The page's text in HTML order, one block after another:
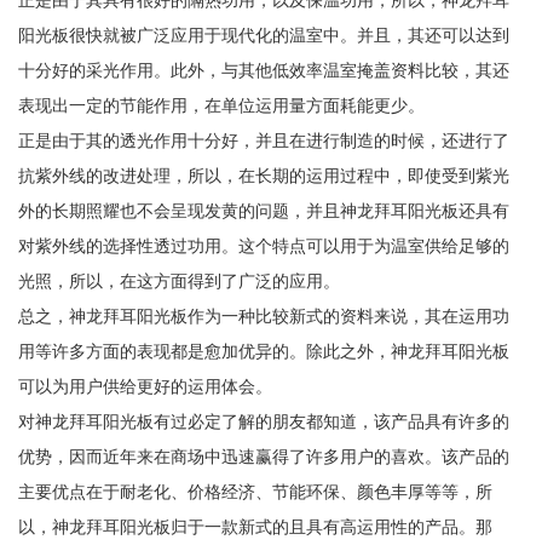
阳光板很快就被广泛应用于现代化的温室中。并且，其还可以达到
十分好的采光作用。此外，与其他低效率温室掩盖资料比较，其还
表现出一定的节能作用，在单位运用量方面耗能更少。
正是由于其的透光作用十分好，并且在进行制造的时候，还进行了
抗紫外线的改进处理，所以，在长期的运用过程中，即使受到紫光
外的长期照耀也不会呈现发黄的问题，并且神龙拜耳阳光板还具有
对紫外线的选择性透过功用。这个特点可以用于为温室供给足够的
光照，所以，在这方面得到了广泛的应用。
总之，神龙拜耳阳光板作为一种比较新式的资料来说，其在运用功
用等许多方面的表现都是愈加优异的。除此之外，神龙拜耳阳光板
可以为用户供给更好的运用体会。
对神龙拜耳阳光板有过必定了解的朋友都知道，该产品具有许多的
优势，因而近年来在商场中迅速赢得了许多用户的喜欢。该产品的
主要优点在于耐老化、价格经济、节能环保、颜色丰厚等等，所
以，神龙拜耳阳光板归于一款新式的且具有高运用性的产品。那